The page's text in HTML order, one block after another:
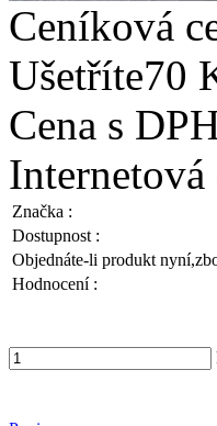
Ceníková
Ušetříte70
Cena s
Internetová
Značka :
Dostupnost :
Objednáte-li produkt nyní,
Hodnocení :